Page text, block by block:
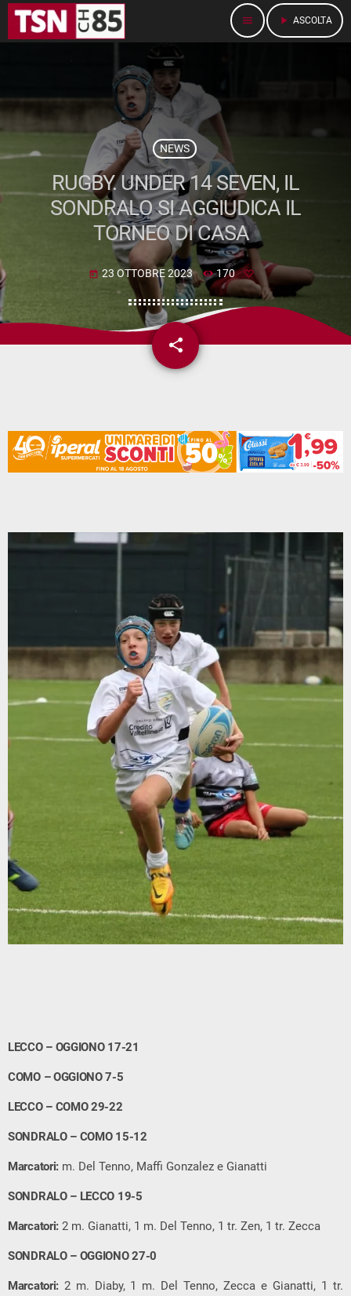
menu play_arrow ASCOLTA
NEWS
RUGBY. UNDER 14 SEVEN, IL
SONDRALO SI AGGIUDICA IL
TORNEO DI CASA
today 23 OTTOBRE 2023 170
share
email
LECCO – OGGIONO 17-21
COMO – OGGIONO 7-5
LECCO – COMO 29-22
SONDRALO – COMO 15-12
Marcatori: m. Del Tenno, Maffi Gonzalez e Gianatti
SONDRALO – LECCO 19-5
Marcatori: 2 m. Gianatti, 1 m. Del Tenno, 1 tr. Zen, 1 tr. Zecca
SONDRALO – OGGIONO 27-0
Marcatori: 2 m. Diaby, 1 m. Del Tenno, Zecca e Gianatti, 1 tr.